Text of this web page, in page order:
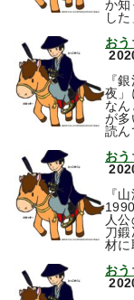
か知
し
お
『
夜」
な
が多
読ん
お
『
人
刀
材に
お